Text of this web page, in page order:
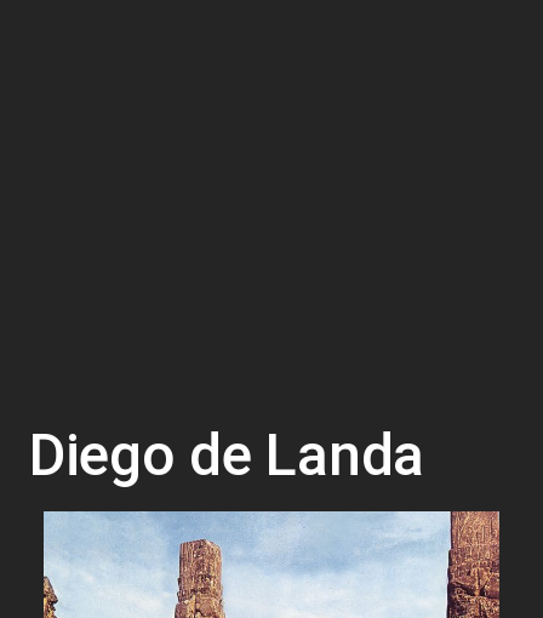
Diego de Landa